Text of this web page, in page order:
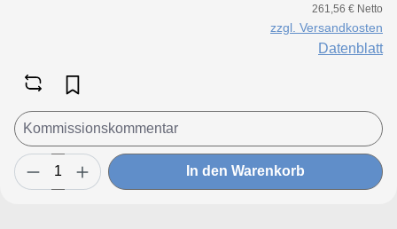
261,56 € Netto
zzgl. Versandkosten
Datenblatt
In den Warenkorb